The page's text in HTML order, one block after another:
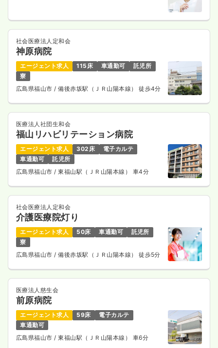
社会医療法人定和会
神原病院
エージェント求人 115床 車通勤可
託児所
寮
広島県福山市 / 備後赤坂駅（ＪＲ山陽本線） 徒歩4分
医療法人社団生和会
福山リハビリテーション病院
エージェント求人 302床
電子カルテ
車通勤可
託児所
広島県福山市 / 東福山駅（ＪＲ山陽本線） 車4分
社会医療法人定和会
介護医療院灯り
エージェント求人 50床 車通勤可
託児所
寮
広島県福山市 / 備後赤坂駅（ＪＲ山陽本線） 徒歩5分
医療法人慈生会
前原病院
エージェント求人 59床
電子カルテ
車通勤可
広島県福山市 / 東福山駅（ＪＲ山陽本線） 車6分